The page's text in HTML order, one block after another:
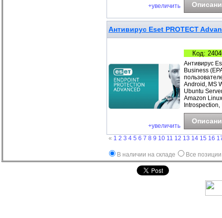
+увеличить
Антивирус Eset PROTECT
+увеличить
Код:
Антивирус
Business
Android, MS
Ubuntu
Amazon
« 1 2 3 4 5 6 7 8 9 10 11 12 13 14 15 16
В наличии на складе Все позиции